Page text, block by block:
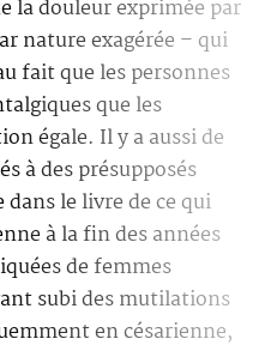
la douleur exprimée par
nature exagérée – qui
fait que les personnes
que les
égale. Il y a aussi de
à des présupposés
dans le livre de ce qui
à la fin des années
de femmes
subi des mutilations
en césarienne,